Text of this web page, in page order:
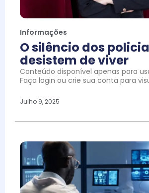
Informações
O silêncio dos
desistem de viver
Conteúdo disponível apenas para
Faça login ou crie sua conta para
Julho 9, 2025